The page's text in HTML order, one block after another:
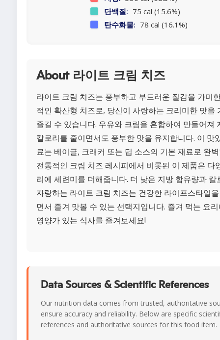
단백질: 75 cal (15.6%)
탄수화물: 78 cal (16.1%)
About 라이트 크림 치즈
라이트 크림 치즈는 풍부하고 부드러운 질감을 가미
적인 확산형 치즈로, 당신이 사랑하는 크리미한 맛을
즐길 수 있습니다. 우유와 크림을 혼합하여 만들어져
칼로리를 줄이면서도 풍부한 맛을 유지합니다. 이 맛
료는 베이글, 크래커 또는 딥 소스의 기본 재료로 완
전통적인 크림 치즈 레시피에서 비롯된 이 제품은 다
리에 세련미를 더해줍니다. 더 낮은 지방 함유량과 칼
자랑하는 라이트 크림 치즈는 건강한 라이프스타일
면서 즐겨 맛볼 수 있는 선택지입니다. 즐겨 먹는 요
영양가 있는 식사를 즐겨보세요!
Data Sources & Scientific References
Our nutrition data comes from trusted, authoritative
ensure accuracy and reliability. Below are specific
references and authoritative sources for this food item.